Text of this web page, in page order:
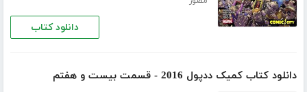
دانلود کتاب
دانلود کتاب کمیک ددپول 2016 - قسمت بیست و هفتم